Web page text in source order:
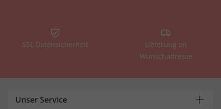
SSL Datensicherheit
Lieferung an
Wunschadresse
Unser Service